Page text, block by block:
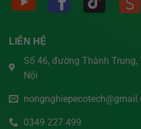
LIÊN HỆ
Số 46, đường Thành Trung,
Nội
0349 227 499